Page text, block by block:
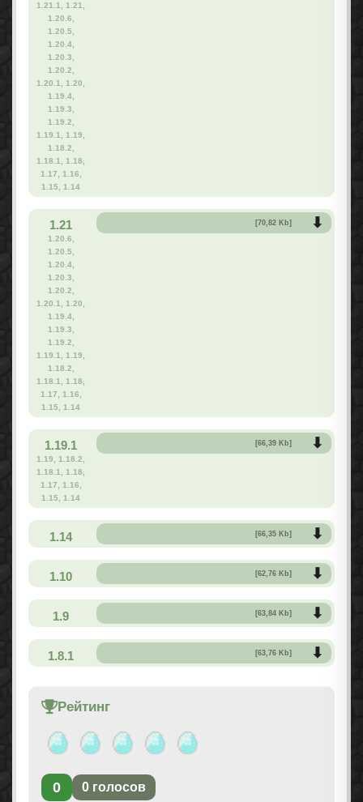
1.21.1, 1.21,
1.20.6,
1.20.5,
1.20.4,
1.20.3,
1.20.2,
1.20.1, 1.20,
1.19.4,
1.19.3,
1.19.2,
1.19.1, 1.19,
1.18.2,
1.18.1, 1.18,
1.17, 1.16,
1.15, 1.14
1.21
1.20.6,
1.20.5,
1.20.4,
1.20.3,
1.20.2,
1.20.1, 1.20,
1.19.4,
1.19.3,
1.19.2,
1.19.1, 1.19,
1.18.2,
1.18.1, 1.18,
1.17, 1.16,
1.15, 1.14
[70,82 Kb]
1.19.1
1.19, 1.18.2,
1.18.1, 1.18,
1.17, 1.16,
1.15, 1.14
[66,39 Kb]
1.14 [66,35 Kb]
1.10 [62,76 Kb]
1.9 [63,84 Kb]
1.8.1 [63,76 Kb]
Рейтинг
0 0 голосов